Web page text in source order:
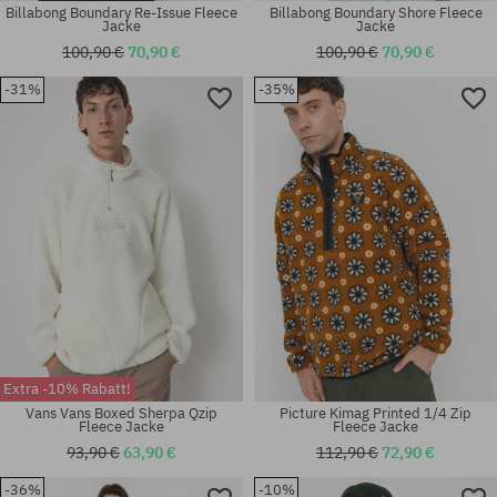
Verfügbare Größen:
Verfügbare Größen:
Billabong Boundary Re-Issue Fleece
Jacke
100,90 € 70,90 €
Billabong Boundary Shore Fleece
Jacke
100,90 € 70,90 €
-31%
Extra -10% Rabatt!
Vans Vans Boxed Sherpa Qzip
Fleece Jacke
93,90 €63,90 €
-35%
Picture Kimag Printed 1/4 Zip
Fleece Jacke
112,90 € 72,90 €
-36% -10%